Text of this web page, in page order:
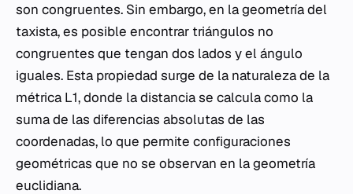
son congruentes. Sin embargo, en la geometría del
taxista, es posible encontrar triángulos no
congruentes que tengan dos lados y el ángulo
iguales. Esta propiedad surge de la naturaleza de la
métrica L1, donde la distancia se calcula como la
suma de las diferencias absolutas de las
coordenadas, lo que permite configuraciones
geométricas que no se observan en la geometría
euclidiana.